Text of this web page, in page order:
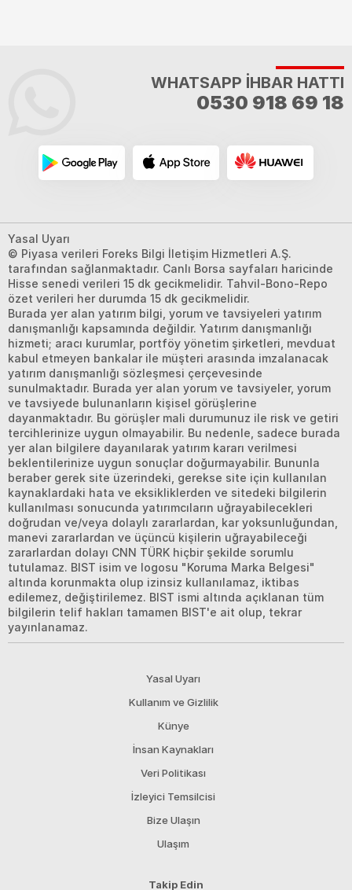
WHATSAPP İHBAR HATTI
0530 918 69 18
Yasal Uyarı
© Piyasa verileri Foreks Bilgi İletişim Hizmetleri A.Ş.
tarafından sağlanmaktadır. Canlı Borsa sayfaları haricinde
Hisse senedi verileri 15 dk gecikmelidir. Tahvil-Bono-Repo
özet verileri her durumda 15 dk gecikmelidir.
Burada yer alan yatırım bilgi, yorum ve tavsiyeleri yatırım
danışmanlığı kapsamında değildir. Yatırım danışmanlığı
hizmeti; aracı kurumlar, portföy yönetim şirketleri, mevduat
kabul etmeyen bankalar ile müşteri arasında imzalanacak
yatırım danışmanlığı sözleşmesi çerçevesinde
sunulmaktadır. Burada yer alan yorum ve tavsiyeler, yorum
ve tavsiyede bulunanların kişisel görüşlerine
dayanmaktadır. Bu görüşler mali durumunuz ile risk ve getiri
tercihlerinize uygun olmayabilir. Bu nedenle, sadece burada
yer alan bilgilere dayanılarak yatırım kararı verilmesi
beklentilerinize uygun sonuçlar doğurmayabilir. Bununla
beraber gerek site üzerindeki, gerekse site için kullanılan
kaynaklardaki hata ve eksikliklerden ve sitedeki bilgilerin
kullanılması sonucunda yatırımcıların uğrayabilecekleri
doğrudan ve/veya dolaylı zararlardan, kar yoksunluğundan,
manevi zararlardan ve üçüncü kişilerin uğrayabileceği
zararlardan dolayı CNN TÜRK hiçbir şekilde sorumlu
tutulamaz. BIST isim ve logosu "Koruma Marka Belgesi"
altında korunmakta olup izinsiz kullanılamaz, iktibas
edilemez, değiştirilemez. BIST ismi altında açıklanan tüm
bilgilerin telif hakları tamamen BIST'e ait olup, tekrar
yayınlanamaz.
Yasal Uyarı
Kullanım ve Gizlilik
Künye
İnsan Kaynakları
Veri Politikası
İzleyici Temsilcisi
Bize Ulaşın
Ulaşım
Takip Edin